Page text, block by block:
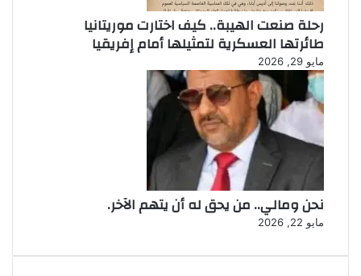
رحلة صنعت الهيبة.. كيف اختارت موريتانيا
طائرتها العسكرية لتمثيلها أمام إفريقيا
مايو 29, 2026
نحن ومالي.. من يحق له أن يتهم الآخر.
مايو 22, 2026